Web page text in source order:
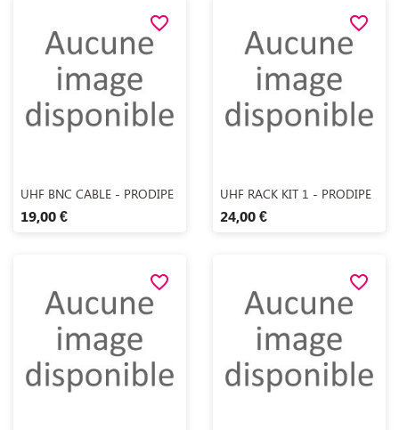
Aperçu rapide
UHF BNC CABLE - PRODIPE
19,00 €
favorite_border
Aperçu rapide
UHF RACK KIT 1 - PRODIPE
24,00 €
favorite_border
favorite_border favorite_border